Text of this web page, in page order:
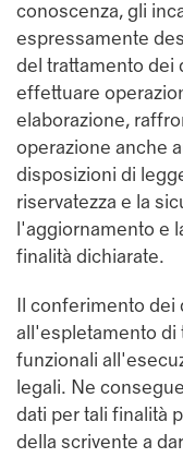
conoscenza, gli
espressamente
del trattamento dei
effettuare
elaborazione,
operazione anche
disposizioni di
riservatezza e la
l'aggiornamento e
finalità dichiarate.
Il conferimento
all'espletamento di
funzionali
legali. Ne
dati per tali finalità
della scrivente a